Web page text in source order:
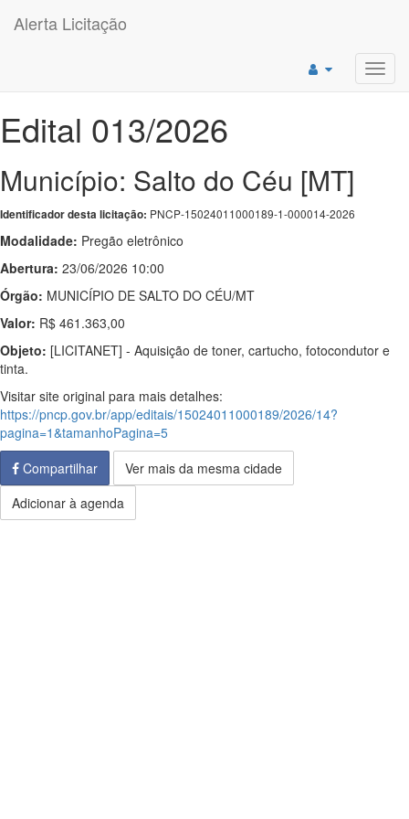
Alerta Licitação
Edital 013/2026
Município: Salto do Céu [MT]
Identificador desta licitação: PNCP-15024011000189-1-000014-2026
Modalidade: Pregão eletrônico
Abertura: 23/06/2026 10:00
Órgão: MUNICÍPIO DE SALTO DO CÉU/MT
Valor: R$ 461.363,00
Objeto: [LICITANET] - Aquisição de toner, cartucho, fotocondutor e
tinta.
Visitar site original para mais detalhes:
https://pncp.gov.br/app/editais/15024011000189/2026/14?
pagina=1&tamanhoPagina=5
Compartilhar
Ver mais da mesma cidade
Adicionar à agenda